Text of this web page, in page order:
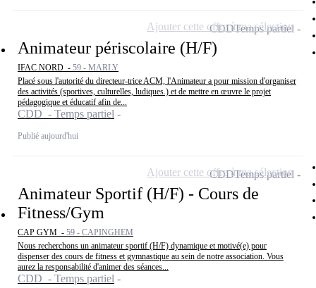
Animateur périscolaire (H/F)
IFAC NORD - 59 - MARLY
Placé sous l'autorité du directeur-trice ACM, l'Animateur a pour mission d'organiser
des activités (sportives, culturelles, ludiques.) et de mettre en œuvre le projet
pédagogique et éducatif afin de...
CDD - Temps partiel
Publié aujourd'hui
CDDTemps partiel
Ajouter cette offre à ma sélection
Animateur Sportif (H/F) - Cours de
Fitness/Gym
CAP GYM - 59 - CAPINGHEM
Nous recherchons un animateur sportif (H/F) dynamique et motivé(e) pour
dispenser des cours de fitness et gymnastique au sein de notre association. Vous
aurez la responsabilité d'animer des séances...
CDD - Temps partiel
CDDTemps partiel
Ajouter cette offre à ma sélection